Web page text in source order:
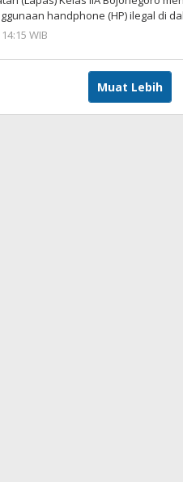
handphone (HP) ilegal di
WIB
Muat Lebih